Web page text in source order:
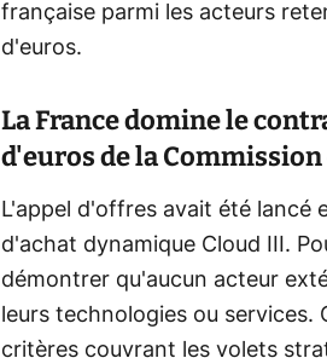
française parmi les acteurs
d'euros.
La France domine le
d'euros de la
L'appel d'offres avait été lancé
d'achat dynamique Cloud III.
démontrer qu'aucun acteur
leurs technologies ou services.
critères couvrant les volets